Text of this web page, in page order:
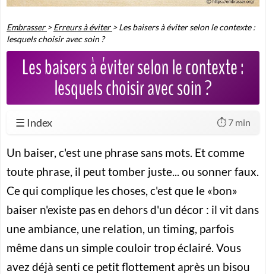
Embrasser >Erreurs à éviter >Les baisers à éviter selon le contexte :
lesquels choisir avec soin ?
Les baisers à éviter selon le contexte :
lesquels choisir avec soin ?
☰ Index ⏱️ 7 min
Un baiser, c'est une phrase sans mots. Et comme
toute phrase, il peut tomber juste... ou sonner faux.
Ce qui complique les choses, c'est que le «bon»
baiser n'existe pas en dehors d'un décor : il vit dans
une ambiance, une relation, un timing, parfois
même dans un simple couloir trop éclairé. Vous
avez déjà senti ce petit flottement après un bisou